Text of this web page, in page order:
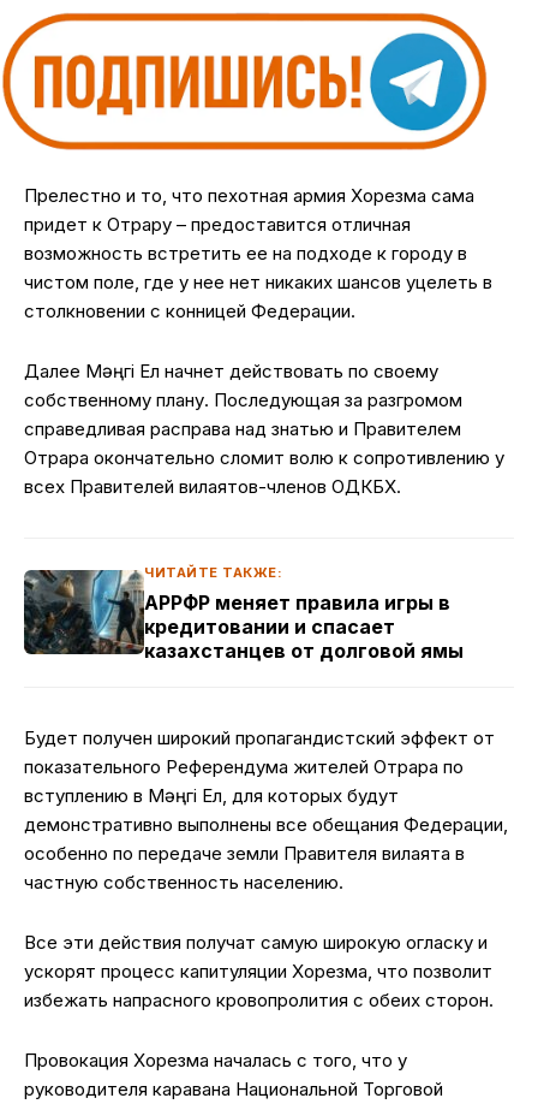
Прелестно и то, что пехотная армия Хорезма сама
придет к Отрару – предоставится отличная
возможность встретить ее на подходе к городу в
чистом поле, где у нее нет никаких шансов уцелеть в
столкновении с конницей Федерации.
Далее Мәңгі Ел начнет действовать по своему
собственному плану. Последующая за разгромом
справедливая расправа над знатью и Правителем
Отрара окончательно сломит волю к сопротивлению у
всех Правителей вилаятов-членов ОДКБХ.
ЧИТАЙТЕ ТАКЖЕ:
АРРФР меняет правила игры в
кредитовании и спасает
казахстанцев от долговой ямы
Будет получен широкий пропагандистский эффект от
показательного Референдума жителей Отрара по
вступлению в Мәңгі Ел, для которых будут
демонстративно выполнены все обещания Федерации,
особенно по передаче земли Правителя вилаята в
частную собственность населению.
Все эти действия получат самую широкую огласку и
ускорят процесс капитуляции Хорезма, что позволит
избежать напрасного кровопролития с обеих сторон.
Провокация Хорезма началась с того, что у
руководителя каравана Национальной Торговой